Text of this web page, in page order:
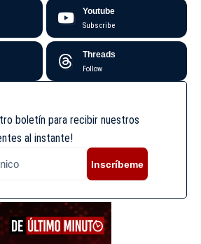
Youtube
Subscribe
Threads
Follow
boletín para recibir nuestros
al instante!
Inscríbeme